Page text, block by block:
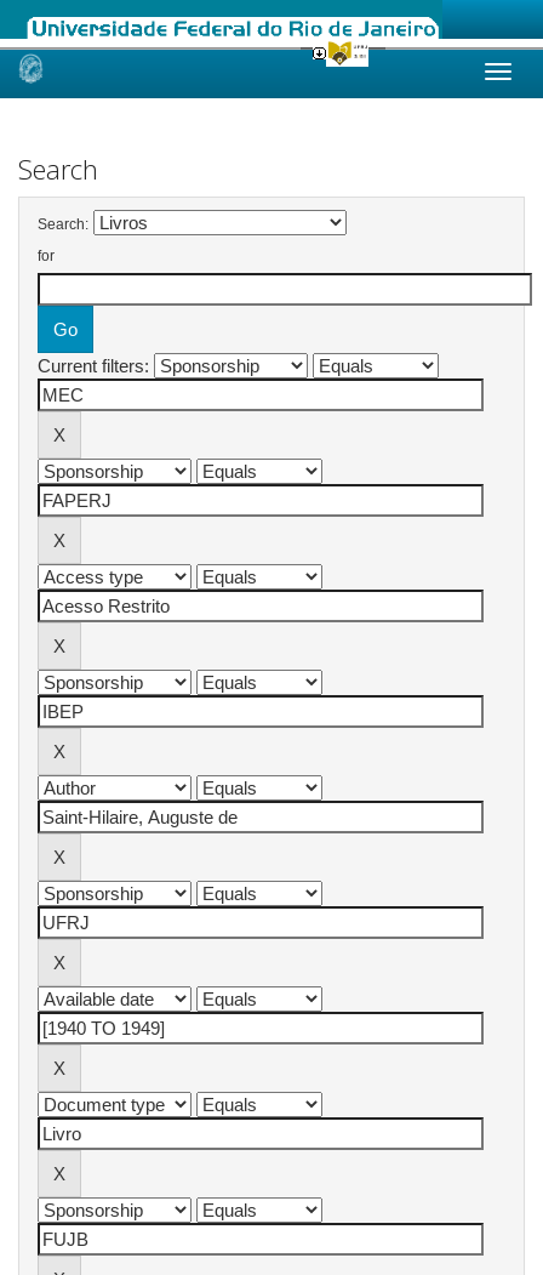
Skip
Search
Search:
for
Current filters: